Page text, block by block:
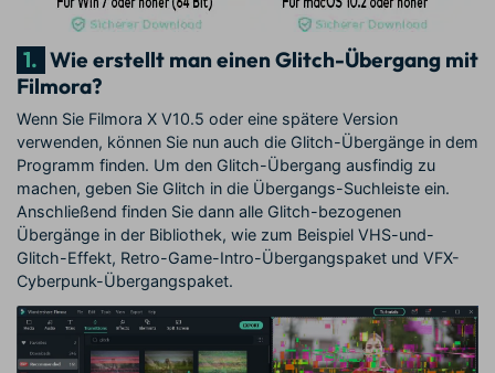
1. Wie erstellt man einen Glitch-Übergang mit
Filmora?
Wenn Sie Filmora X V10.5 oder eine spätere Version
verwenden, können Sie nun auch die Glitch-Übergänge in dem
Programm finden. Um den Glitch-Übergang ausfindig zu
machen, geben Sie Glitch in die Übergangs-Suchleiste ein.
Anschließend finden Sie dann alle Glitch-bezogenen
Übergänge in der Bibliothek, wie zum Beispiel VHS-und-
Glitch-Effekt, Retro-Game-Intro-Übergangspaket und VFX-
Cyberpunk-Übergangspaket.